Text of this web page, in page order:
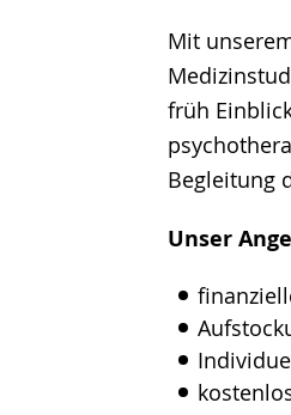
Mit
früh
Begleitung
Unser